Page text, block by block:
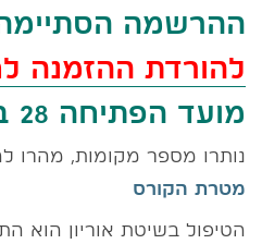
ההרשמה
להורדת ההזמנה
מועד הפתיחה 28 בנובמבר 2021
נותרו מספר מקומות, מהרו
מטרת הקורס
הטיפול בשיטת אוריון הוא